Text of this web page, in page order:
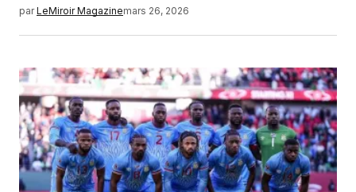
par LeMiroir Magazinemars 26, 2026